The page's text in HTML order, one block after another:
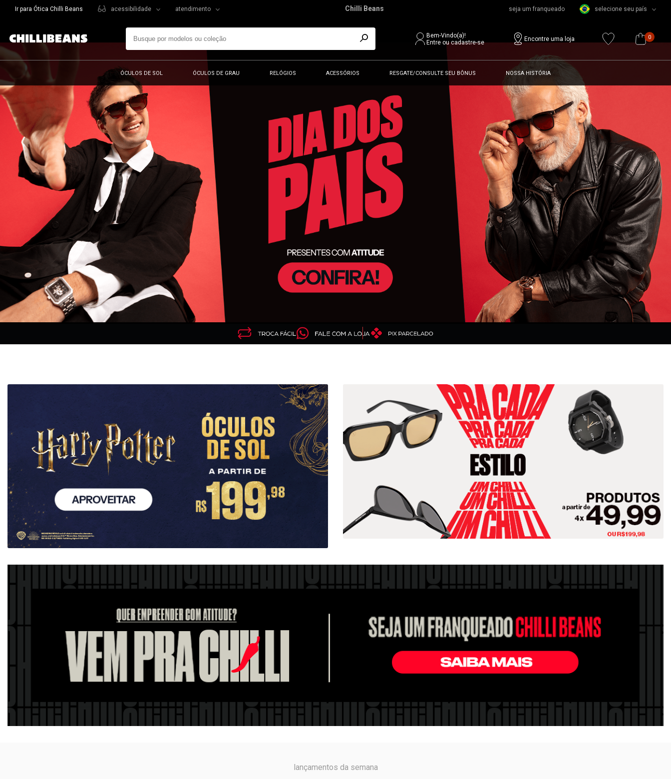
Ir para Ótica Chilli Beans acessibilidade atendimento Chilli Beans seja um franqueado selecione seu país
Bem-Vindo(a)!
Entre ou cadastre-se
Encontre uma loja 0
ÓCULOS DE SOL ÓCULOS DE GRAU RELÓGIOS ACESSÓRIOS RESGATE/CONSULTE SEU BÔNUS NOSSA HISTÓRIA
lançamentos da semana